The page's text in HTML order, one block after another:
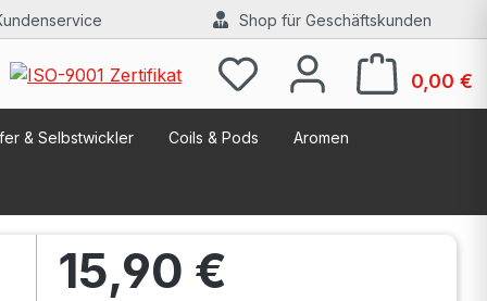
Shop für Geschäftskunden
0,00 €
& Selbstwickler Coils & Pods Aromen
15,90 €